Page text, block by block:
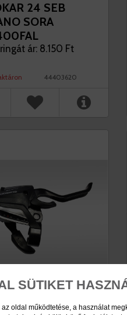
SÜTIKET
oldal működtetése, a használat
24 SEB
SORA
ár: 8.150 Ft
44403620